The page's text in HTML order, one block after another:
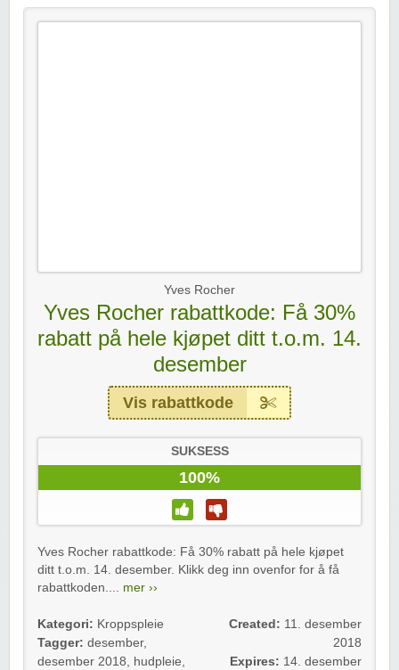
Yves Rocher
Yves Rocher rabattkode: Få 30%
rabatt på hele kjøpet ditt t.o.m. 14.
desember
Vis rabattkode
SUKSESS
100%
Yves Rocher rabattkode: Få 30% rabatt på hele kjøpet
ditt t.o.m. 14. desember. Klikk deg inn ovenfor for å få
rabattkoden.... mer ››
Kategori: Kroppspleie
Tagger: desember,
desember 2018, hudpleie,
Created: 11. desember
2018
Expires: 14. desember